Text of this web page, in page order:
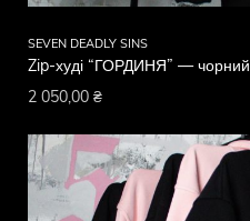
SEVEN DEADLY SINS
Zip-худі “ГОРДИНЯ” — чорний
2 050,00 ₴